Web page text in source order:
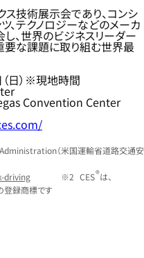
技術展示会であり、コンシ
、テクノロジーなどのメーカ
、世界のビジネスリーダー
な課題に取り組む世界最
日）※現地時間
Convention Center
（米国運輸省道路交通安
driving
CES®は、
登録商標です